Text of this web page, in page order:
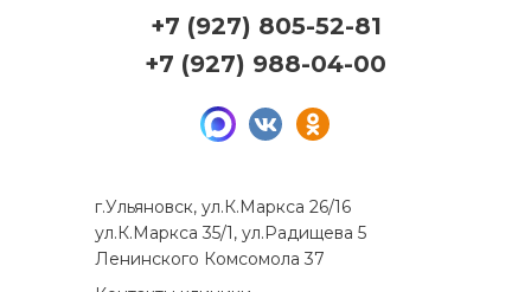
г.Ульяновск, ул.К.Маркса 26/16
ул.К.Маркса 35/1, ул.Радищева 5
Ленинского Комсомола 37
+7 (927) 805-52-81
+7 (927) 988-04-00